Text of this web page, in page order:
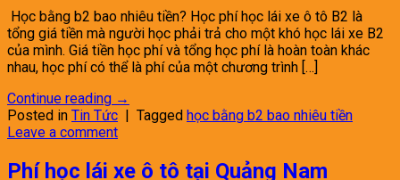
Học bằng b2 bao nhiêu tiền? Học phí học lái xe ô tô B2 là
tổng giá tiền mà người học phải trả cho một khó học lái xe B2
của mình. Giá tiền học phí và tổng học phí là hoàn toàn khác
nhau, học phí có thể là phí của một chương trình […]
Continue reading →
Posted in Tin Tức | Tagged học bằng b2 bao nhiêu tiền
Leave a comment
Phí học lái xe ô tô tại Quảng Nam